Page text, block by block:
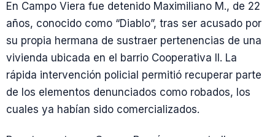
En Campo Viera fue detenido Maximiliano M., de 22
años, conocido como “Diablo”, tras ser acusado por
su propia hermana de sustraer pertenencias de una
vivienda ubicada en el barrio Cooperativa II. La
rápida intervención policial permitió recuperar parte
de los elementos denunciados como robados, los
cuales ya habían sido comercializados.